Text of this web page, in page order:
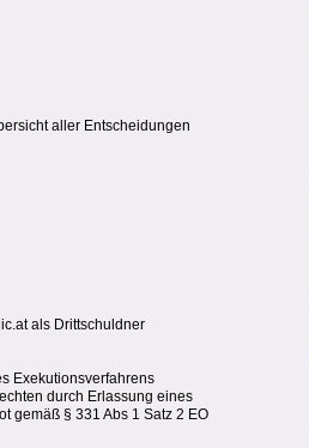
aller Entscheidungen
als Drittschuldner
Exekutionsverfahrens
durch Erlassung eines
gemäß § 331 Abs 1 Satz 2 EO